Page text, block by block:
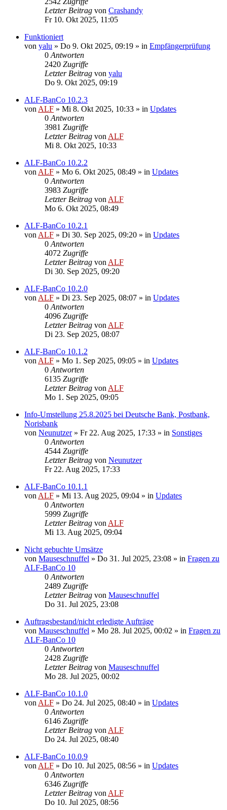
Letzter Beitrag von Crashandy
Fr 10. Okt 2025, 11:05
Funktioniert
von yalu » Do 9. Okt 2025, 09:19 » in Empfängerprüfung
0 Antworten
2420 Zugriffe
Letzter Beitrag von yalu
Do 9. Okt 2025, 09:19
ALF-BanCo 10.2.3
von ALF » Mi 8. Okt 2025, 10:33 » in Updates
0 Antworten
3981 Zugriffe
Letzter Beitrag von ALF
Mi 8. Okt 2025, 10:33
ALF-BanCo 10.2.2
von ALF » Mo 6. Okt 2025, 08:49 » in Updates
0 Antworten
3983 Zugriffe
Letzter Beitrag von ALF
Mo 6. Okt 2025, 08:49
ALF-BanCo 10.2.1
von ALF » Di 30. Sep 2025, 09:20 » in Updates
0 Antworten
4072 Zugriffe
Letzter Beitrag von ALF
Di 30. Sep 2025, 09:20
ALF-BanCo 10.2.0
von ALF » Di 23. Sep 2025, 08:07 » in Updates
0 Antworten
4096 Zugriffe
Letzter Beitrag von ALF
Di 23. Sep 2025, 08:07
ALF-BanCo 10.1.2
von ALF » Mo 1. Sep 2025, 09:05 » in Updates
0 Antworten
6135 Zugriffe
Letzter Beitrag von ALF
Mo 1. Sep 2025, 09:05
Info-Umstellung 25.8.2025 bei Deutsche Bank, Postbank,
Norisbank
von Neunutzer» Fr 22. Aug 2025, 17:33 » in Sonstiges
0 Antworten
4544 Zugriffe
Letzter Beitrag von Neunutzer
Fr 22. Aug 2025, 17:33
ALF-BanCo 10.1.1
von ALF » Mi 13. Aug 2025, 09:04 » in Updates
0 Antworten
5999 Zugriffe
Letzter Beitrag von ALF
Mi 13. Aug 2025, 09:04
Nicht gebuchte Umsätze
von Mauseschnuffel » Do 31. Jul 2025, 23:08 » in Fragen zu
ALF-BanCo 10
0 Antworten
2489 Zugriffe
Letzter Beitrag von Mauseschnuffel
Do 31. Jul 2025, 23:08
Auftragsbestand/nicht erledigte Aufträge
von Mauseschnuffel » Mo 28. Jul 2025, 00:02 » in Fragen zu
ALF-BanCo 10
0 Antworten
2428 Zugriffe
Letzter Beitrag von Mauseschnuffel
Mo 28. Jul 2025, 00:02
ALF-BanCo 10.1.0
von ALF » Do 24. Jul 2025, 08:40 » in Updates
0 Antworten
6146 Zugriffe
Letzter Beitrag von ALF
Do 24. Jul 2025, 08:40
ALF-BanCo 10.0.9
von ALF » Do 10. Jul 2025, 08:56 » in Updates
0 Antworten
6346 Zugriffe
Letzter Beitrag von ALF
Do 10. Jul 2025, 08:56